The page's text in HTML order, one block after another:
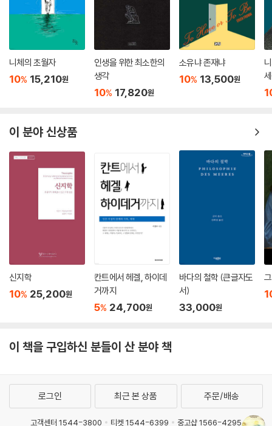
니체의 초월자
10% 15,210원
인생을 위한 최소한의
생각
10% 17,820원
소유냐 존재냐
10% 13,500원
이 분야 신상품
신지학
10% 25,200원
칸트에서 헤겔, 하이데
거까지
5% 24,700원
바다의 철학 (큰글자도
서)
33,000원
이 책을 구입하신 분들이 산 분야 책
로그인 최근 본 상품 주문/배송
고객센터 1544-3800 티켓 1544-6399 중고샵 1566-4295